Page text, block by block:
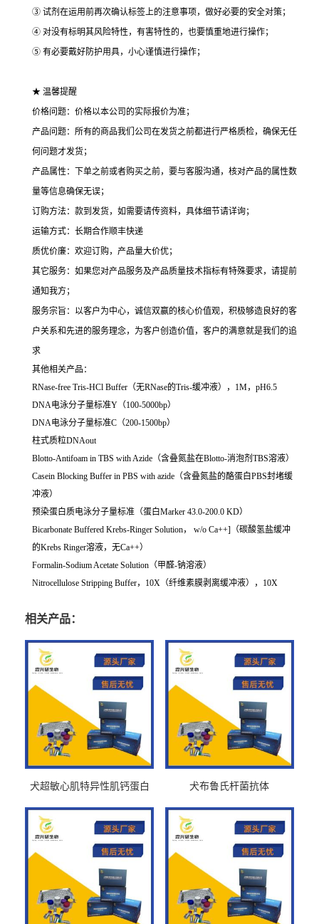
③ 试剂在运用前再次确认标签上的注意事项，做好必要的安全对策；
④ 对没有标明其风险特性，有害特性的，也要慎重地进行操作；
⑤ 有必要戴好防护用具，小心谨慎进行操作；
★ 温馨提醒
价格问题：价格以本公司的实际报价为准；
产品问题：所有的商品我们公司在发货之前都进行严格质检，确保无任
何问题才发货；
产品属性：下单之前或者购买之前，要与客服沟通，核对产品的属性数
量等信息确保无误；
订购方法：款到发货，如需要请传资料，具体细节请详询；
运输方式：长期合作顺丰快递
质优价廉：欢迎订购，产品量大价优；
其它服务：如果您对产品服务及产品质量技术指标有特殊要求，请提前
通知我方；
服务宗旨：以客户为中心，诚信双赢的核心价值观，积极够造良好的客
户关系和先进的服务理念，为客户创造价值，客户的满意就是我们的追
求
其他相关产品：
RNase-free Tris-HCl Buffer（无RNase的Tris-缓冲液），1M，pH6.5
DNA电泳分子量标准Y（100-5000bp）
DNA电泳分子量标准C（200-1500bp）
柱式质粒DNAout
Blotto-Antifoam in TBS with Azide（含叠氮盐在Blotto-消泡剂TBS溶液）
Casein Blocking Buffer in PBS with azide（含叠氮盐的酪蛋白PBS封堵缓
冲液）
预染蛋白质电泳分子量标准（蛋白Marker 43.0-200.0 KD）
Bicarbonate Buffered Krebs-Ringer Solution， w/o Ca++]（碳酸氢盐缓冲
的Krebs Ringer溶液，无Ca++）
Formalin-Sodium Acetate Solution（甲醛-钠溶液）
Nitrocellulose Stripping Buffer，10X（纤维素膜剥离缓冲液），10X
相关产品：
犬超敏心肌特异性肌钙蛋白
犬布鲁氏杆菌抗体